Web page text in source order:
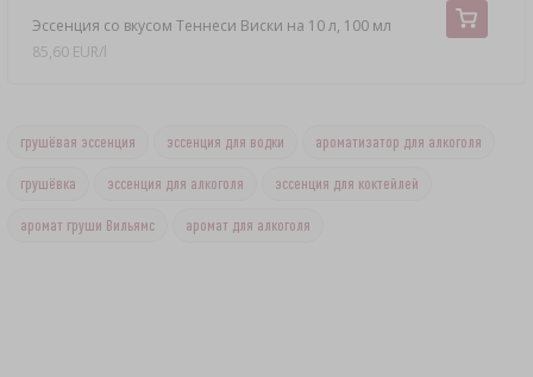
Эссенция со вкусом Теннеси Виски на 10 л, 100 мл
85,60 EUR/l
грушёвая эссенция эссенция для водки ароматизатор для алкоголя
грушёвка эссенция для алкоголя эссенция для коктейлей
аромат груши Вильямс аромат для алкоголя